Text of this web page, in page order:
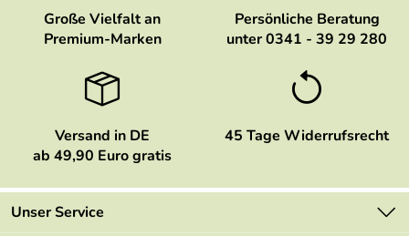
Große Vielfalt an
Premium-Marken
Persönliche Beratung
unter 0341 - 39 29 280
Versand in DE
ab 49,90 Euro gratis
45 Tage Widerrufsrecht
Unser Service